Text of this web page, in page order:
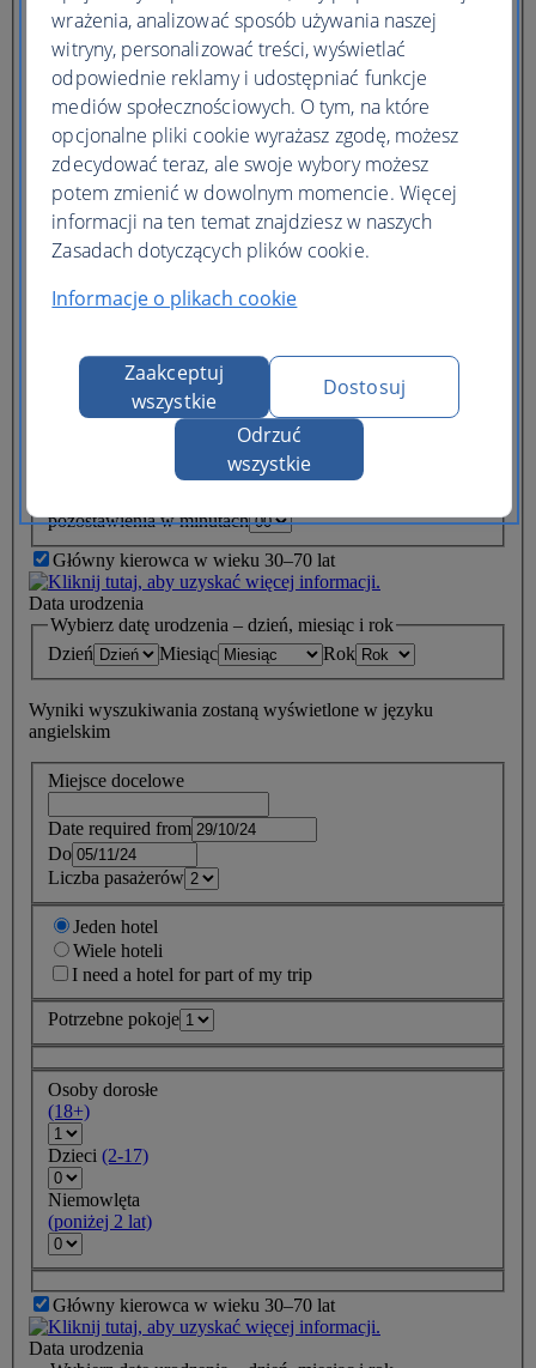
Jeden hotel
Wiele hoteli
Miejsce docelowe
Odpraw się
Wymeldowanie
Liczba nocy
Wyniki wyszukiwania zostaną wyświetlone w języku
angielskim
One car rental Multiple car rentals
Powrót do innego miasta
Czas odbioru w godzinach
Czas odbioru w minutach
pozostawienia w minutach
Główny kierowca w wieku 30–70 lat
Data urodzenia
Wybierz datę urodzenia – dzień, miesiąc i rok
Dzień
Miesiąc Rok
Wyniki wyszukiwania zostaną wyświetlone w języku
angielskim
Miejsce docelowe
Date required from
Do
Liczba pasażerów
Jeden hotel
Wiele hoteli
I need a hotel for part of my trip
Potrzebne pokoje
Osoby dorosłe
(18+)
Dzieci (2-17)
Niemowlęta
(poniżej 2 lat)
Główny kierowca w wieku 30–70 lat
Data urodzenia
wrażenia, analizować sposób używania naszej
witryny, personalizować treści, wyświetlać
odpowiednie reklamy i udostępniać funkcje
mediów społecznościowych. O tym, na które
opcjonalne pliki cookie wyrażasz zgodę, możesz
zdecydować teraz, ale swoje wybory możesz
potem zmienić w dowolnym momencie. Więcej
informacji na ten temat znajdziesz w naszych
Zasadach dotyczących plików cookie.
Informacje o plikach cookie
Zaakceptuj
wszystkie
Dostosuj
Odrzuć
wszystkie